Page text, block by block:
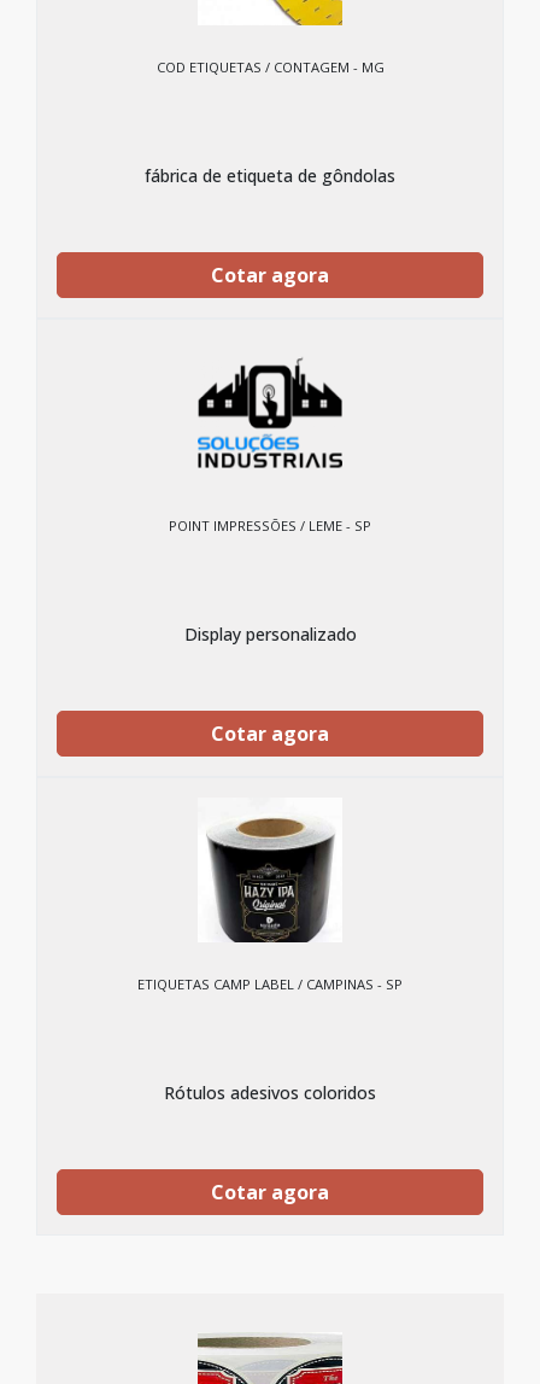
COD ETIQUETAS / CONTAGEM - MG
fábrica de etiqueta de gôndolas
Cotar agora
POINT IMPRESSÕES / LEME - SP
Display personalizado
Cotar agora
ETIQUETAS CAMP LABEL / CAMPINAS - SP
Rótulos adesivos coloridos
Cotar agora